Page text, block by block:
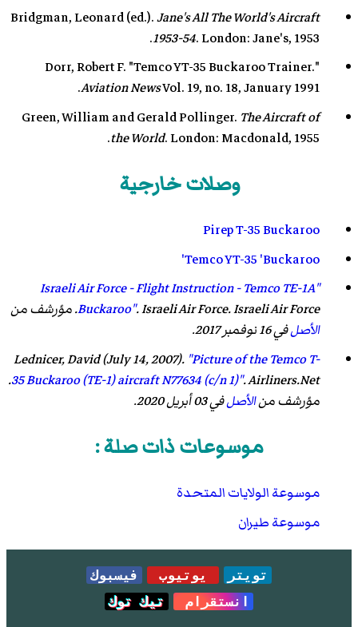
Bridgman, Leonard (ed.).Jane's All The World's Aircraft
1953-54. London: Jane's, 1953.
Dorr, Robert F. "Temco YT-35 Buckaroo Trainer."
Aviation NewsVol. 19, no. 18, January 1991.
Green, William and Gerald Pollinger. The Aircraft of
the World. London: Macdonald, 1955.
وصلات خارجية
Pirep T-35 Buckaroo
Temco YT-35 'Buckaroo'
"Israeli Air Force - Flight Instruction - Temco TE-1A
Buckaroo".Israeli Air Force. Israeli Air Force. مؤرشف من
الأصلفي 16 نوفمبر 2017
.
Lednicer, David (July 14, 2007). "Picture of the Temco T-
35 Buckaroo (TE-1) aircraft N77634 (c/n 1)".Airliners.Net
.
مؤرشف منالأصلفي 03 أبريل 2020 .
موسوعات ذات صلة :
موسوعة الولايات المتحدة
موسوعة طيران
تويتر يوتيوب
فيسبوك
انستقرام
تيك توك